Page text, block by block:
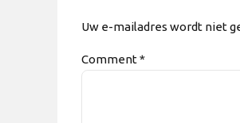
Uw e-mailadres wordt niet
Comment*